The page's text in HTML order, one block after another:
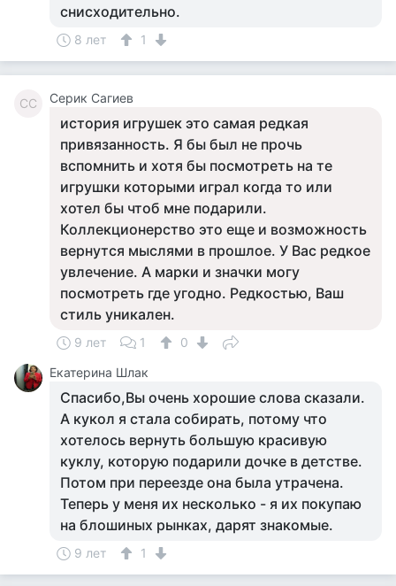
снисходительно.
8 лет 1
СС Серик Сагиев
история игрушек это самая редкая
привязанность. Я бы был не прочь
вспомнить и хотя бы посмотреть на те
игрушки которыми играл когда то или
хотел бы чтоб мне подарили.
Коллекционерство это еще и возможность
вернутся мыслями в прошлое. У Вас редкое
увлечение. А марки и значки могу
посмотреть где угодно. Редкостью, Ваш
стиль уникален.
9 лет 1
0
Екатерина Шлак
Спасибо,Вы очень хорошие слова сказали.
А кукол я стала собирать, потому что
хотелось вернуть большую красивую
куклу, которую подарили дочке в детстве.
Потом при переезде она была утрачена.
Теперь у меня их несколько - я их покупаю
на блошиных рынках, дарят знакомые.
9 лет 1